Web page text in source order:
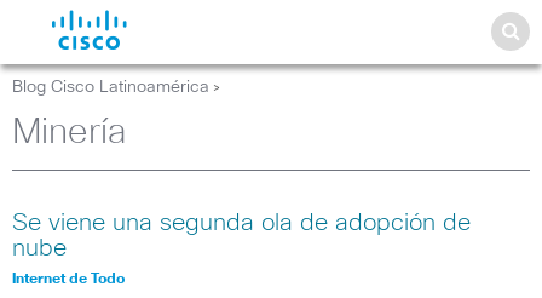
Blog Cisco Latinoamérica >
Minería
Se viene una segunda ola de adopción de
nube
Internet de Todo